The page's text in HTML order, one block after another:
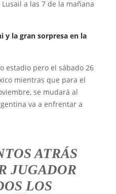
a las 7 de la mañana
y la gran sorpresa en la
estadio pero el sábado 26
mientras que para el
se mudará al
va a enfrentar a
ATRÁS
JUGADOR
LOS